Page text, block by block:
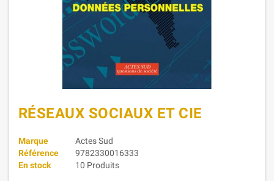
RÉSEAUX SOCIAUX ET CIE
Marque
Actes Sud
Référence
9782330016333
En stock
10 Produits